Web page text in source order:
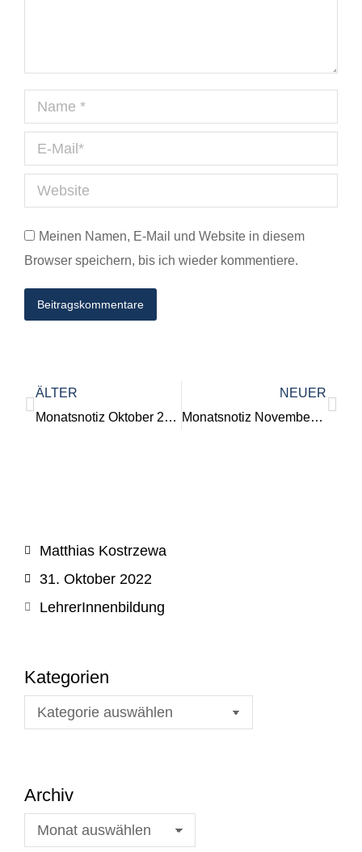
Name *
E-Mail *
Website
Meinen Namen, E-Mail und Website in diesem
Browser speichern, bis ich wieder kommentiere.
Beitragskommentare
ÄLTER
Monatsnotiz Oktober 2022 inkl. OERcamp
NEUER
Monatsnotiz November 2022
Matthias Kostrzewa
31. Oktober 2022
LehrerInnenbildung
Kategorien
Archiv